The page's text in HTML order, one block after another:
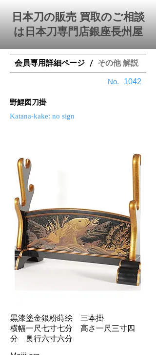
日本刀の販売 買取のご相談
は日本刀専門店銀座⻑州屋
会員専用詳細ページ / その他 解説
​No. 1042
野鯉図刀掛
Katana-kake: no sign
黒漆塗金銀粉蒔絵 三本掛
横幅一尺七寸七分 高さ一尺三寸四
分 奥行六寸六分